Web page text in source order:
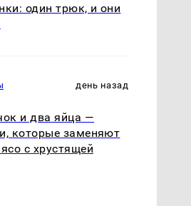
один трюк, и они
день назад
и два яйца —
которые заменяют
с хрустящей